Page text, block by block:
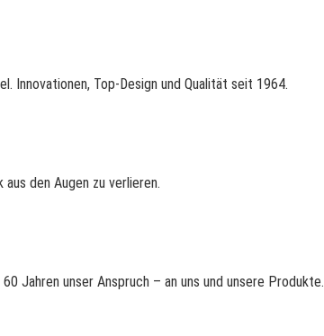
Innovationen, Top-Design und Qualität seit 1964.
den Augen zu verlieren.
Jahren unser Anspruch – an uns und unsere Produkte.